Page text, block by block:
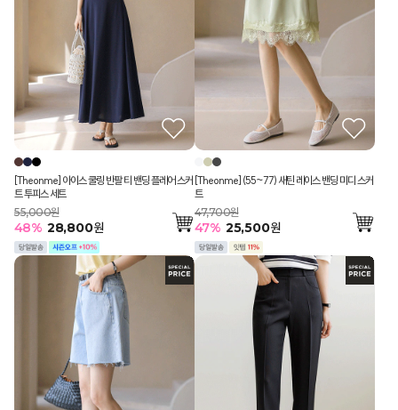
[Theonme] 아이스 쿨링 반팔 티 밴딩 플레어 스커
트 투피스 세트
55,000원
48% 28,800원
[Theonme] (55~77) 새틴 레이스 밴딩 미디 스커
트
47,700원
47% 25,500원